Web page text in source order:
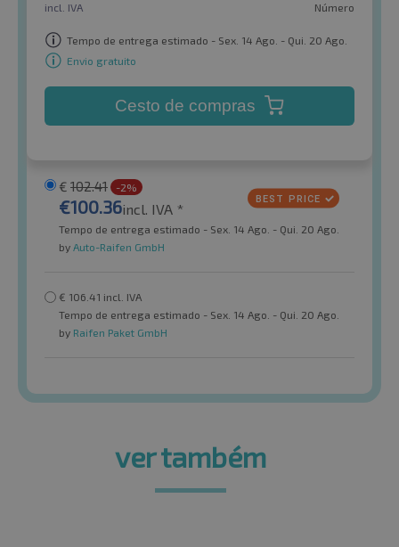
incl. IVA Número
Tempo de entrega estimado - Sex. 14 Ago. - Qui. 20 Ago.
Envio gratuito
Cesto de compras
€ 102.41 -2%
€100.36incl. IVA *
Tempo de entrega estimado - Sex. 14 Ago. - Qui. 20 Ago.
by Auto-Raifen GmbH
€ 106.41 incl. IVA
Tempo de entrega estimado - Sex. 14 Ago. - Qui. 20 Ago.
by Raifen Paket GmbH
ver também